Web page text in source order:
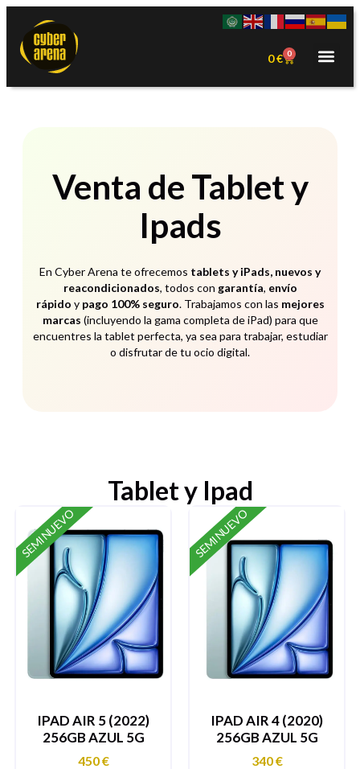
0€ 0
Venta de Tablet y
Ipads
En Cyber Arena te ofrecemos tablets y iPads, nuevos y
reacondicionados, todos con garantía, envío
rápido y pago 100% seguro. Trabajamos con las mejores
marcas (incluyendo la gama completa de iPad) para que
encuentres la tablet perfecta, ya sea para trabajar, estudiar
o disfrutar de tu ocio digital.
Tablet y Ipad
SEMINUEVO
IPAD AIR 5 (2022)
256GB AZUL 5G
450€
SEMINUEVO
IPAD AIR 4 (2020)
256GB AZUL 5G
340€